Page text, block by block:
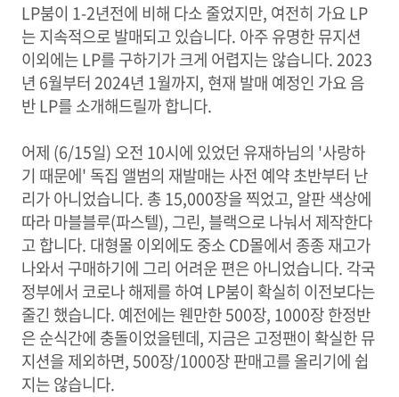
LP붐이 1-2년전에 비해 다소 줄었지만, 여전히 가요 LP
는 지속적으로 발매되고 있습니다. 아주 유명한 뮤지션
이외에는 LP를 구하기가 크게 어렵지는 않습니다. 2023
년 6월부터 2024년 1월까지, 현재 발매 예정인 가요 음
반 LP를 소개해드릴까 합니다.
어제 (6/15일) 오전 10시에 있었던 유재하님의 '사랑하
기 때문에' 독집 앨범의 재발매는 사전 예약 초반부터 난
리가 아니었습니다. 총 15,000장을 찍었고, 알판 색상에
따라 마블블루(파스텔), 그린, 블랙으로 나눠서 제작한다
고 합니다. 대형몰 이외에도 중소 CD몰에서 종종 재고가
나와서 구매하기에 그리 어려운 편은 아니었습니다. 각국
정부에서 코로나 해제를 하여 LP붐이 확실히 이전보다는
줄긴 했습니다. 예전에는 웬만한 500장, 1000장 한정반
은 순식간에 충돌이었을텐데, 지금은 고정팬이 확실한 뮤
지션을 제외하면, 500장/1000장 판매고를 올리기에 쉽
지는 않습니다.